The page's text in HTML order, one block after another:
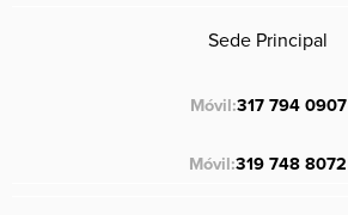
Sede Principal
Móvil:317 794 0907
Móvil:319 748 8072